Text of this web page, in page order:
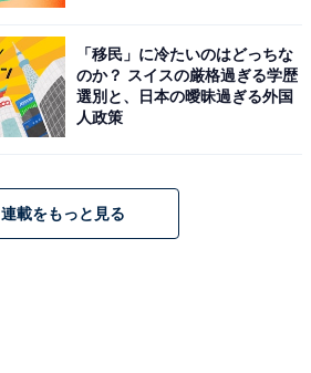
「移民」に冷たいのはどっちな
のか？ スイスの厳格過ぎる学歴
選別と、日本の曖昧過ぎる外国
人政策
連載をもっと見る